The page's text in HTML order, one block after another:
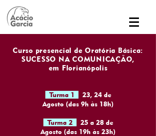
Curso presencial de Oratória Básica:
SUCESSO NA COMUNICAÇÃO,
em Florianópolis
Turma 1
23, 24 de
Agosto (das 9h às 18h)
Turma 2
25 a 28 de
Agosto (das 19h às 23h)